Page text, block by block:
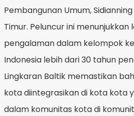
Pembangunan Umum,
Timur. Peluncur ini menunjukkan
pengalaman dalam kelompok
Indonesia lebih dari 30 tahun
Lingkaran Baltik memastikan
kota diintegrasikan di kota kota
dalam komunitas kota di